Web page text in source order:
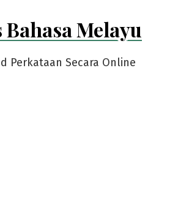
Melayu
Perkataan Secara Online